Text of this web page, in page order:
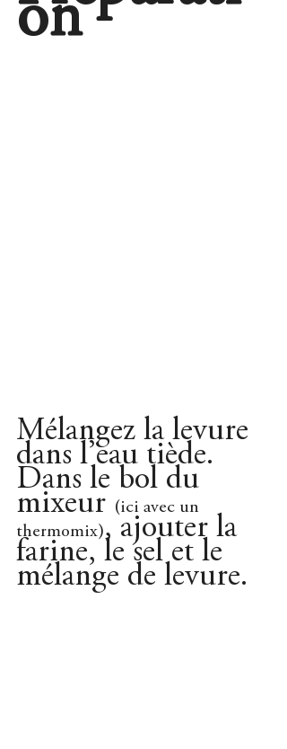
on
Mélangez la levure
dans l’eau tiède.
Dans le bol du
mixeur (ici avec un
thermomix), ajouter la
farine, le sel et le
mélange de levure.